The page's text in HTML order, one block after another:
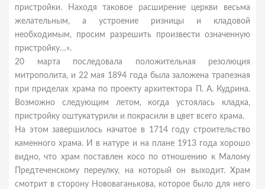
пристройки. Находя таковое расширение церкви весьма
желательным, а устроение ризницы и кладовой
необходимым, просим разрешить произвести означенную
пристройку…».
20 марта последовала положительная резолюция
митрополита, и 22 мая 1894 года была заложена трапезная
при приделах храма по проекту архитектора П. А. Кудрина.
Возможно следующим летом, когда устоялась кладка,
пристройку оштукатурили и покрасили в цвет всего храма.
На этом завершилось начатое в 1714 году строительство
каменного храма. И в натуре и на плане 1913 года хорошо
видно, что храм поставлен косо по отношению к Малому
Предтеченскому переулку, на который он выходит. Храм
смотрит в сторону Нововаганькова, которое было для него